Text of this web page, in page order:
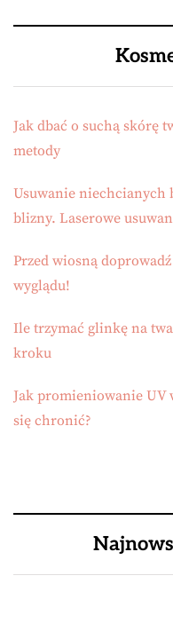
Jak dbać o suchą skórę
metody
Usuwanie niechcianych
blizny. Laserowe
Przed wiosną
wyglądu!
Ile trzymać glinkę na
kroku
Jak promieniowanie UV
się chronić?